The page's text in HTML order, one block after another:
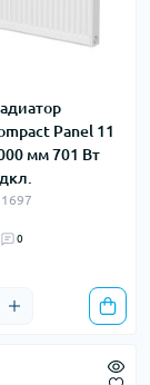
Panel 11
мм 701 Вт
0